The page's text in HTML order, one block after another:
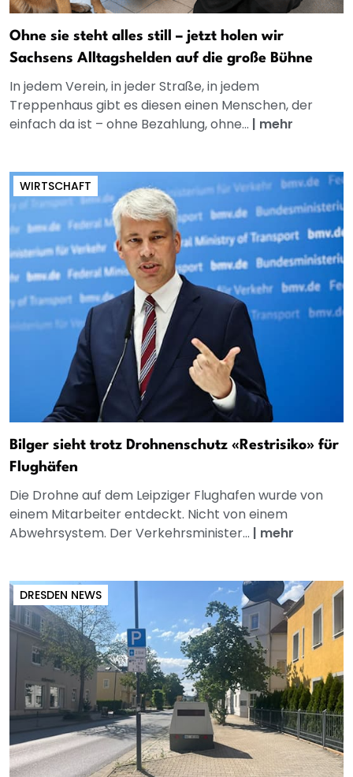
Ohne sie steht alles still – jetzt holen wir
Sachsens Alltagshelden auf die große Bühne
In jedem Verein, in jeder Straße, in jedem
Treppenhaus gibt es diesen einen Menschen, der
einfach da ist – ohne Bezahlung, ohne... | mehr
WIRTSCHAFT
Bilger sieht trotz Drohnenschutz «Restrisiko» für
Flughäfen
Die Drohne auf dem Leipziger Flughafen wurde von
einem Mitarbeiter entdeckt. Nicht von einem
Abwehrsystem. Der Verkehrsminister... | mehr
DRESDEN NEWS